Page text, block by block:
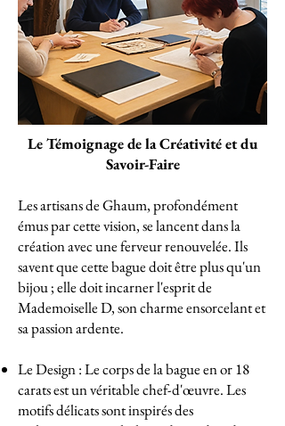
Le Témoignage de la Créativité et du
Savoir-Faire
Les artisans de Ghaum, profondément
émus par cette vision, se lancent dans la
création avec une ferveur renouvelée. Ils
savent que cette bague doit être plus qu'un
bijou ; elle doit incarner l'esprit de
Mademoiselle D, son charme ensorcelant et
sa passion ardente.
Le Design : Le corps de la bague en or 18
carats est un véritable chef-d'œuvre. Les
motifs délicats sont inspirés des